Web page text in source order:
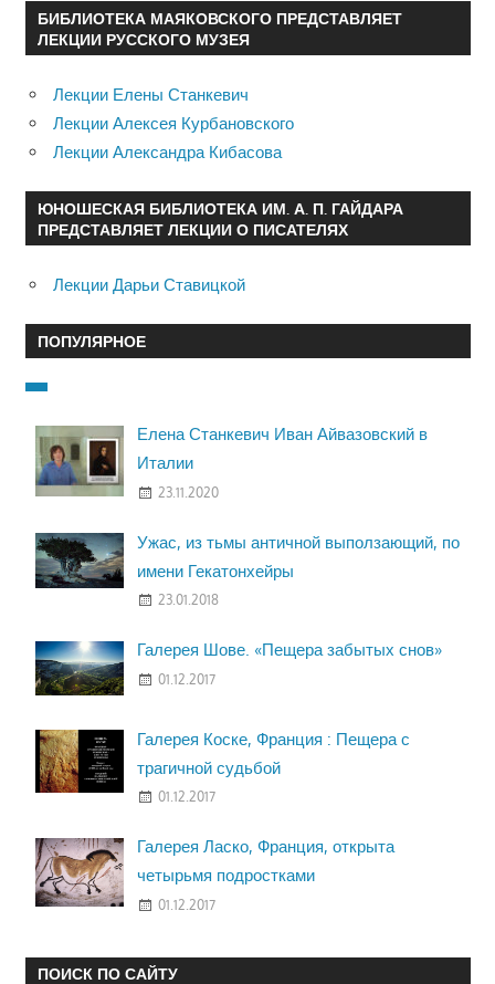
БИБЛИОТЕКА МАЯКОВСКОГО ПРЕДСТАВЛЯЕТ
ЛЕКЦИИ РУССКОГО МУЗЕЯ
Лекции Елены Станкевич
Лекции Алексея Курбановского
Лекции Александра Кибасова
ЮНОШЕСКАЯ БИБЛИОТЕКА ИМ. А. П. ГАЙДАРА
ПРЕДСТАВЛЯЕТ ЛЕКЦИИ О ПИСАТЕЛЯХ
Лекции Дарьи Ставицкой
ПОПУЛЯРНОЕ
Елена Станкевич Иван Айвазовский в
Италии
23.11.2020
Ужас, из тьмы античной выползающий, по
имени Гекатонхейры
23.01.2018
Галерея Шове. «Пещера забытых снов»
01.12.2017
Галерея Коске, Франция : Пещера с
трагичной судьбой
01.12.2017
Галерея Ласко, Франция, открыта
четырьмя подростками
01.12.2017
ПОИСК ПО САЙТУ